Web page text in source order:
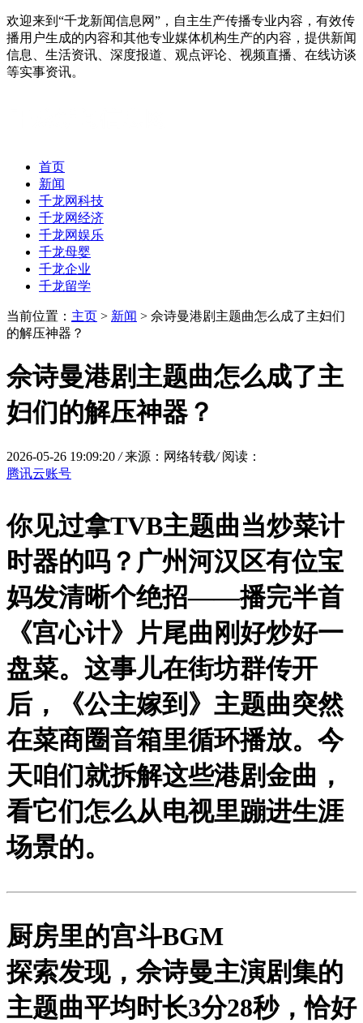
欢迎来到“千龙新闻信息网”，自主生产传播专业内容，有效传
播用户生成的内容和其他专业媒体机构生产的内容，提供新闻
信息、生活资讯、深度报道、观点评论、视频直播、在线访谈
等实事资讯。
首页
新闻
千龙网科技
千龙网经济
千龙网娱乐
千龙母婴
千龙企业
千龙留学
当前位置： 主页 > 新闻 > 佘诗曼港剧主题曲怎么成了主妇们
的解压神器？
佘诗曼港剧主题曲怎么成了主
妇们的解压神器？
2026-05-26 19:09:20 / 来源：网络转载/ 阅读：
腾讯云账号
你见过拿TVB主题曲当炒菜计
时器的吗？广州河汉区有位宝
妈发清晰个绝招——播完半首
《宫心计》片尾曲刚好炒好一
盘菜。这事儿在街坊群传开
后，《公主嫁到》主题曲突然
在菜商圈音箱里循环播放。今
天咱们就拆解这些港剧金曲，
看它们怎么从电视里蹦进生涯
场景的。
厨房里的宫斗BGM
探索发现，佘诗曼主演剧集的
主题曲平均时长3分28秒，恰好